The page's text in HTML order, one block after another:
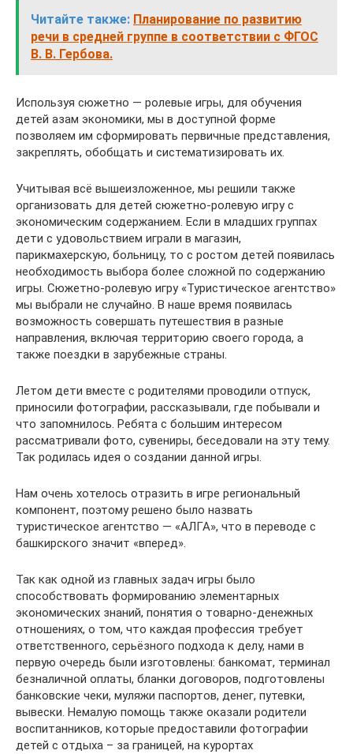
Читайте также: Планирование по развитию
речи в средней группе в соответствии с ФГОС
В. В. Гербова.
Используя сюжетно — ролевые игры, для обучения
детей азам экономики, мы в доступной форме
позволяем им сформировать первичные представления,
закреплять, обобщать и систематизировать их.
Учитывая всё вышеизложенное, мы решили также
организовать для детей сюжетно-ролевую игру с
экономическим содержанием. Если в младших группах
дети с удовольствием играли в магазин,
парикмахерскую, больницу, то с ростом детей появилась
необходимость выбора более сложной по содержанию
игры. Сюжетно-ролевую игру «Туристическое агентство»
мы выбрали не случайно. В наше время появилась
возможность совершать путешествия в разные
направления, включая территорию своего города, а
также поездки в зарубежные страны.
Летом дети вместе с родителями проводили отпуск,
приносили фотографии, рассказывали, где побывали и
что запомнилось. Ребята с большим интересом
рассматривали фото, сувениры, беседовали на эту тему.
Так родилась идея о создании данной игры.
Нам очень хотелось отразить в игре региональный
компонент, поэтому решено было назвать
туристическое агентство — «АЛГА», что в переводе с
башкирского значит «вперед».
Так как одной из главных задач игры было
способствовать формированию элементарных
экономических знаний, понятия о товарно-денежных
отношениях, о том, что каждая профессия требует
ответственного, серьёзного подхода к делу, нами в
первую очередь были изготовлены: банкомат, терминал
безналичной оплаты, бланки договоров, подготовлены
банковские чеки, муляжи паспортов, денег, путевки,
вывески. Немалую помощь также оказали родители
воспитанников, которые предоставили фотографии
детей с отдыха – за границей, на курортах